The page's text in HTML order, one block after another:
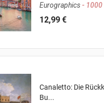
Eurographics- 1000
12,99 €
Canaletto: Die
Bu...